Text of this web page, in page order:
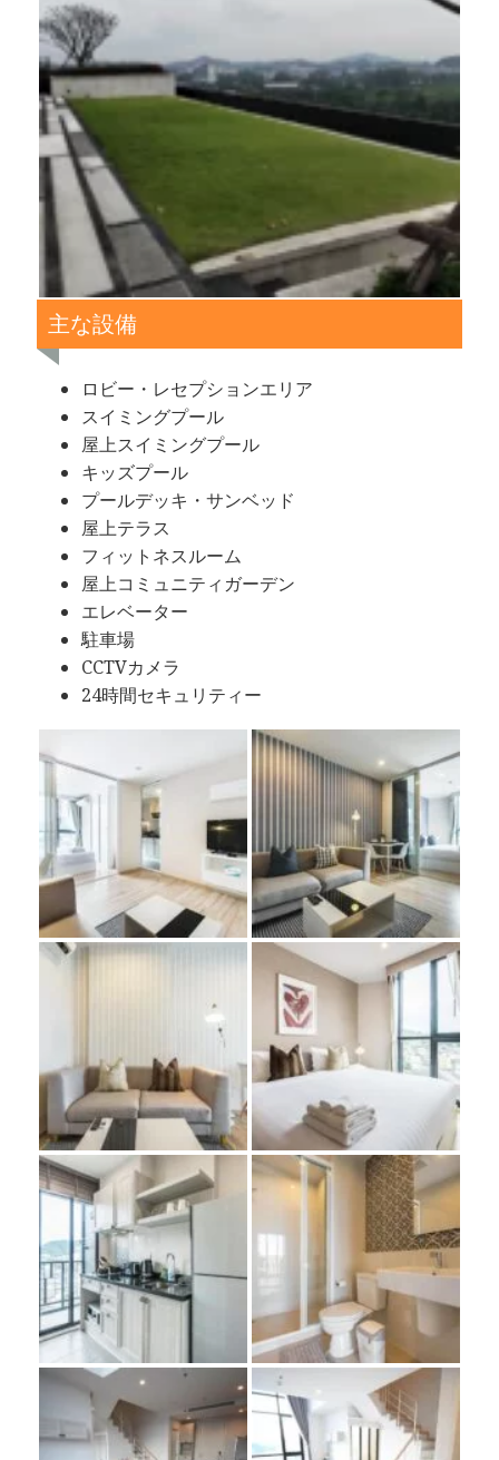
主な設備
ロビー・レセプションエリア
スイミングプール
屋上スイミングプール
キッズプール
プールデッキ・サンベッド
屋上テラス
フィットネスルーム
屋上コミュニティガーデン
エレベーター
駐車場
CCTVカメラ
24時間セキュリティー